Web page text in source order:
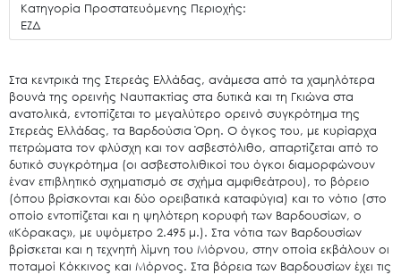
Κατηγορία Προστατευόμενης Περιοχής:
ΕΖΔ
Στα κεντρικά της Στερεάς Ελλάδας, ανάμεσα από τα χαμηλότερα
βουνά της ορεινής Ναυπακτίας στα δυτικά και τη Γκιώνα στα
ανατολικά, εντοπίζεται το μεγαλύτερο ορεινό συγκρότημα της
Στερεάς Ελλάδας, τα Βαρδούσια Όρη. Ο όγκος του, με κυρίαρχα
πετρώματα τον φλύσχη και τον ασβεστόλιθο, απαρτίζεται από το
δυτικό συγκρότημα (οι ασβεστολιθικοί του όγκοι διαμορφώνουν
έναν επιβλητικό σχηματισμό σε σχήμα αμφιθεάτρου), το βόρειο
(όπου βρίσκονται και δύο ορειβατικά καταφύγια) και το νότιο (στο
οποίο εντοπίζεται και η ψηλότερη κορυφή των Βαρδουσίων, ο
«Κόρακας», με υψόμετρο 2.495 μ.). Στα νότια των Βαρδουσίων
βρίσκεται και η τεχνητή λίμνη του Μόρνου, στην οποία εκβάλουν οι
ποταμοί Κόκκινος και Μόρνος. Στα βόρεια των Βαρδουσίων έχει τις